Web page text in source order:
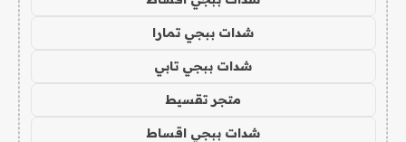
شدات ببجي تمارا
شدات ببجي تابي
متجر تقسيط
شدات ببجي اقساط